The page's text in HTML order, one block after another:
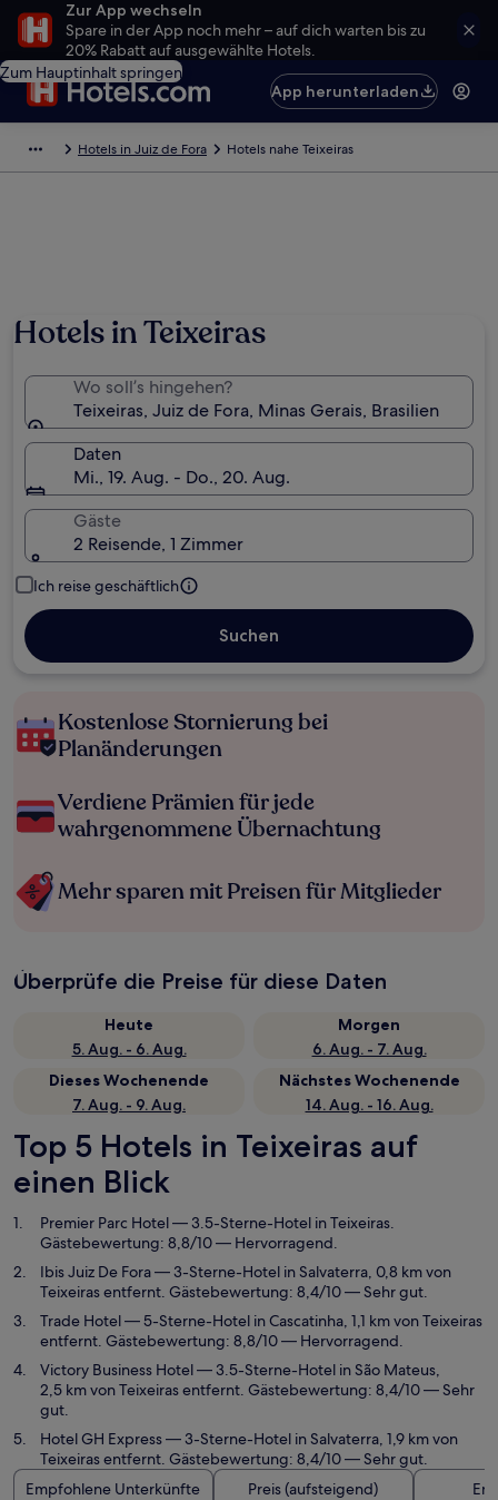
Zur App wechseln
Spare in der App noch mehr – auf dich warten bis zu
20% Rabatt auf ausgewählte Hotels.
Zum Hauptinhalt springen
App herunterladen
Hotels in Juiz de Fora Hotels nahe Teixeiras
Hotels in Teixeiras
Wo soll’s hingehen?
Teixeiras, Juiz de Fora, Minas Gerais, Brasilien
Daten
Mi., 19. Aug. - Do., 20. Aug.
Gäste
2 Reisende, 1 Zimmer
Ich reise geschäftlich
Suchen
Kostenlose Stornierung bei
Planänderungen
Verdiene Prämien für jede
wahrgenommene Übernachtung
Mehr sparen mit Preisen für Mitglieder
Überprüfe die Preise für diese Daten
Heute
5. Aug. - 6. Aug.
Morgen
6. Aug. - 7. Aug.
Dieses Wochenende
7. Aug. - 9. Aug.
Nächstes Wochenende
14. Aug. - 16. Aug.
Top 5 Hotels in Teixeiras auf
einen Blick
Premier Parc Hotel— 3.5-Sterne-Hotel in Teixeiras.
Gästebewertung: 8,8/10 — Hervorragend.
Ibis Juiz De Fora— 3-Sterne-Hotel in Salvaterra, 0,8 km von
Teixeiras entfernt. Gästebewertung: 8,4/10 — Sehr gut.
Trade Hotel— 5-Sterne-Hotel in Cascatinha, 1,1 km von Teixeiras
entfernt. Gästebewertung: 8,8/10 — Hervorragend.
Victory Business Hotel— 3.5-Sterne-Hotel in São Mateus,
2,5 km von Teixeiras entfernt. Gästebewertung: 8,4/10 — Sehr
gut.
Hotel GH Express— 3-Sterne-Hotel in Salvaterra, 1,9 km von
Teixeiras entfernt. Gästebewertung: 8,4/10 — Sehr gut.
Empfohlene Unterkünfte
Preis (aufsteigend)